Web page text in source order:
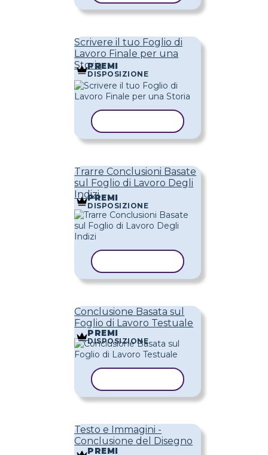
Scrivere il tuo Foglio di
Lavoro Finale per una
StoriaPREMI
DISPOSIZIONE
Trarre Conclusioni Basate
sul Foglio di Lavoro Degli
IndiziPREMI
DISPOSIZIONE
Conclusione Basata sul
Foglio di Lavoro Testuale
PREMI
DISPOSIZIONE
Testo e Immagini -
Conclusione del Disegno
PREMI